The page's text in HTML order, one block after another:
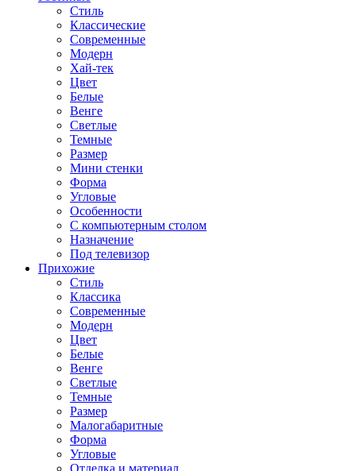
Стиль
Классические
Современные
Модерн
Хай-тек
Цвет
Белые
Венге
Светлые
Темные
Размер
Мини стенки
Форма
Угловые
Особенности
С компьютерным столом
Назначение
Под телевизор
Прихожие
Стиль
Классика
Современные
Модерн
Цвет
Белые
Венге
Светлые
Темные
Размер
Малогабаритные
Форма
Угловые
Отделка и материал